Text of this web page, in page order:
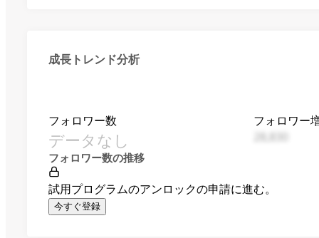
成長トレンド分析
フォロワー数
データなし
フォロワー
フォロワー数の推移
試用プログラムのアンロックの申請に進む。
今すぐ登録